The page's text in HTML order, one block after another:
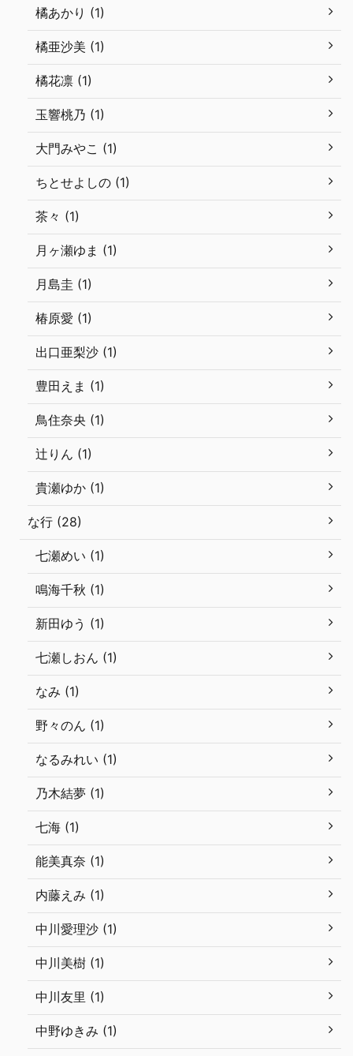
橘あかり (1)
橘亜沙美 (1)
橘花凛 (1)
玉響桃乃 (1)
大門みやこ (1)
ちとせよしの (1)
茶々 (1)
月ヶ瀬ゆま (1)
月島圭 (1)
椿原愛 (1)
出口亜梨沙 (1)
豊田えま (1)
鳥住奈央 (1)
辻りん (1)
貴瀬ゆか (1)
な行 (28)
七瀬めい (1)
鳴海千秋 (1)
新田ゆう (1)
七瀬しおん (1)
なみ (1)
野々のん (1)
なるみれい (1)
乃木結夢 (1)
七海 (1)
能美真奈 (1)
内藤えみ (1)
中川愛理沙 (1)
中川美樹 (1)
中川友里 (1)
中野ゆきみ (1)